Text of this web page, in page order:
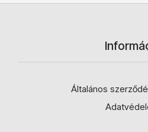
Általános